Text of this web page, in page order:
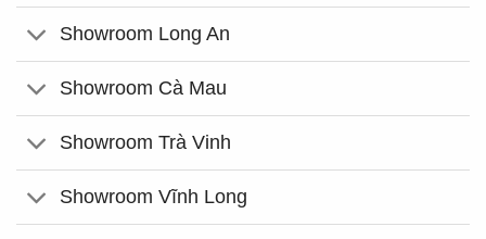
Showroom Long An
Showroom Cà Mau
Showroom Trà Vinh
Showroom Vĩnh Long